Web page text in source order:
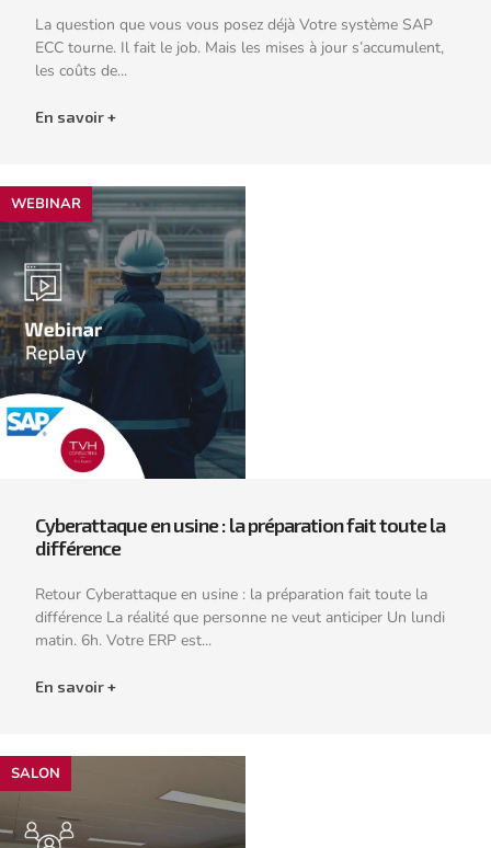
La question que vous vous posez déjà Votre système SAP
ECC tourne. Il fait le job. Mais les mises à jour s’accumulent,
les coûts de...
En savoir +
WEBINAR
Cyberattaque en usine : la préparation fait toute la
différence
Retour Cyberattaque en usine : la préparation fait toute la
différence La réalité que personne ne veut anticiper Un lundi
matin. 6h. Votre ERP est...
En savoir +
SALON